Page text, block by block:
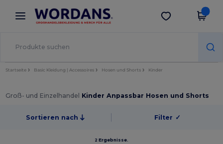
× Wordans App
Bessere Preise in der App!
App holen
Startseite Basic Kleidung | Accessoires Hosen und Shorts Kinder
Groß- und Einzelhandel Kinder Anpassbar Hosen und Shorts
Sortieren nach Filter ✓
2 Ergebnisse.